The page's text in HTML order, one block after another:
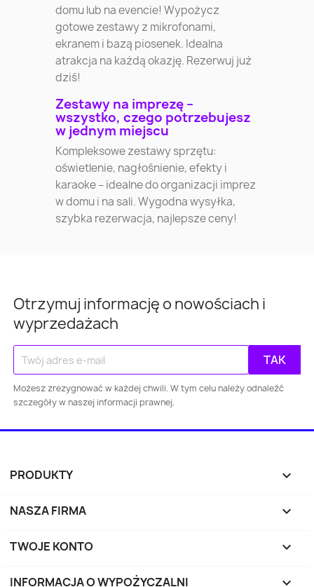
domu lub na evencie! Wypożycz
gotowe zestawy z mikrofonami,
ekranem i bazą piosenek. Idealna
atrakcja na każdą okazję. Rezerwuj już
dziś!
Zestawy na imprezę –
wszystko, czego potrzebujesz
w jednym miejscu
Kompleksowe zestawy sprzętu:
oświetlenie, nagłośnienie, efekty i
karaoke – idealne do organizacji imprez
w domu i na sali. Wygodna wysyłka,
szybka rezerwacja, najlepsze ceny!
Otrzymuj informację o nowościach i
wyprzedażach
Możesz zrezygnować w każdej chwili. W tym celu należy odnaleźć
szczegóły w naszej informacji prawnej.
PRODUKTY 
NASZA FIRMA 
TWOJE KONTO 
INFORMACJA O WYPOŻYCZALNI keyboard_arrow_down